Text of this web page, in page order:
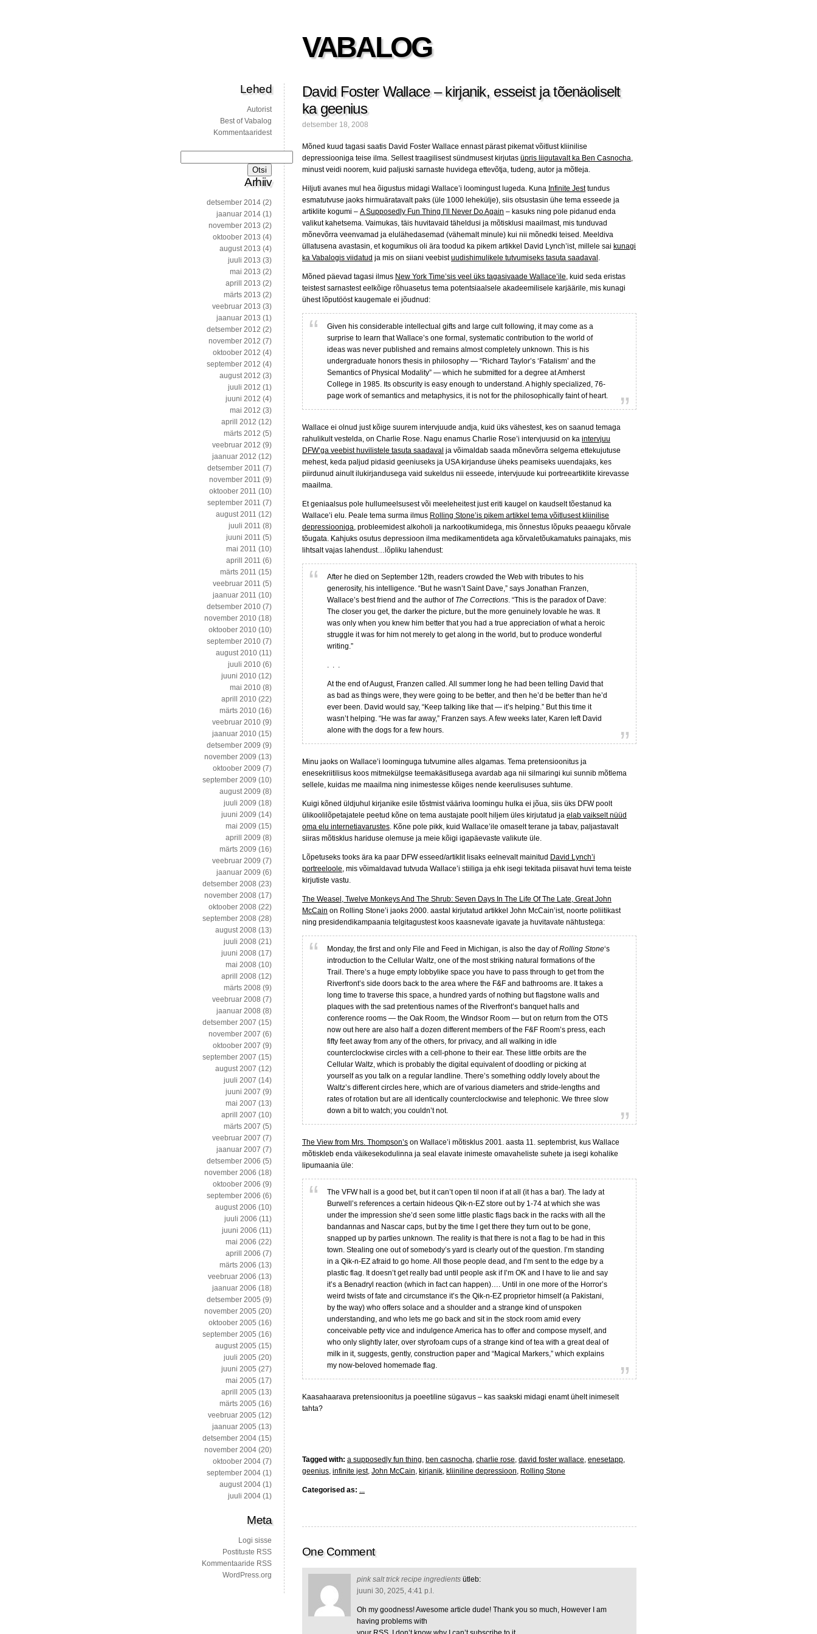
VABALOG
David Foster Wallace – kirjanik, esseist ja tõenäoliselt
ka geenius
detsember 18, 2008
Mõned kuud tagasi saatis David Foster Wallace ennast pärast pikemat võitlust kliinilise
depressiooniga teise ilma. Sellest traagilisest sündmusest kirjutas üpris liigutavalt ka Ben Casnocha,
minust veidi noorem, kuid paljuski sarnaste huvidega ettevõtja, tudeng, autor ja mõtleja.
Hiljuti avanes mul hea õigustus midagi Wallace’i loomingust lugeda. Kuna Infinite Jesttundus
esmatutvuse jaoks hirmuäratavalt paks (üle 1000 lehekülje), siis otsustasin ühe tema esseede ja
artiklite kogumi – A Supposedly Fun Thing I’ll Never Do Again – kasuks ning pole pidanud enda
valikut kahetsema. Vaimukas, täis huvitavaid täheldusi ja mõtisklusi maailmast, mis tunduvad
mõnevõrra veenvamad ja elulähedasemad (vähemalt minule) kui nii mõnedki teised. Meeldiva
üllatusena avastasin, et kogumikus oli ära toodud ka pikem artikkel David Lynch’ist, millele sai kunagi
ka Vabalogis viidatud ja mis on siiani veebistuudishimulikele tutvumiseks tasuta saadaval .
Mõned päevad tagasi ilmus New York Time’sis veel üks tagasivaade Wallace’ile, kuid seda eristas
teistest sarnastest eelkõige rõhuasetus tema potentsiaalsele akadeemilisele karjäärile, mis kunagi
ühest lõputööst kaugemale ei jõudnud:
Given his considerable intellectual gifts and large cult following, it may come as a
surprise to learn that Wallace’s one formal, systematic contribution to the world of
ideas was never published and remains almost completely unknown. This is his
undergraduate honors thesis in philosophy — “Richard Taylor’s ‘Fatalism’ and the
Semantics of Physical Modality” — which he submitted for a degree at Amherst
College in 1985. Its obscurity is easy enough to understand. A highly specialized, 76-
page work of semantics and metaphysics, it is not for the philosophically faint of heart.
Wallace ei olnud just kõige suurem intervjuude andja, kuid üks vähestest, kes on saanud temaga
rahulikult vestelda, on Charlie Rose. Nagu enamus Charlie Rose’i intervjuusid on ka intervjuu
DFW’ga veebist huvilistele tasuta saadaval ja võimaldab saada mõnevõrra selgema ettekujutuse
mehest, keda paljud pidasid geeniuseks ja USA kirjanduse üheks peamiseks uuendajaks, kes
piirdunud ainult ilukirjandusega vaid sukeldus nii esseede, intervjuude kui portreeartiklite kirevasse
maailma.
Et geniaalsus pole hullumeelsusest või meeleheitest just eriti kaugel on kaudselt tõestanud ka
Wallace’i elu. Peale tema surma ilmus Rolling Stone’is pikem artikkel tema võitlusest kliinilise
depressiooniga, probleemidest alkoholi ja narkootikumidega, mis õnnestus lõpuks peaaegu kõrvale
tõugata. Kahjuks osutus depressioon ilma medikamentideta aga kõrvaletõukamatuks painajaks, mis
lihtsalt vajas lahendust…lõpliku lahendust:
After he died on September 12th, readers crowded the Web with tributes to his
generosity, his intelligence. “But he wasn’t Saint Dave,” says Jonathan Franzen,
Wallace’s best friend and the author of The Corrections. “This is the paradox of Dave:
The closer you get, the darker the picture, but the more genuinely lovable he was. It
was only when you knew him better that you had a true appreciation of what a heroic
struggle it was for him not merely to get along in the world, but to produce wonderful
writing.”
. . .
At the end of August, Franzen called. All summer long he had been telling David that
as bad as things were, they were going to be better, and then he’d be better than he’d
ever been. David would say, “Keep talking like that — it’s helping.” But this time it
wasn’t helping. “He was far away,” Franzen says. A few weeks later, Karen left David
alone with the dogs for a few hours.
Minu jaoks on Wallace’i loominguga tutvumine alles algamas. Tema pretensioonitus ja
enesekriitilisus koos mitmekülgse teemakäsitlusega avardab aga nii silmaringi kui sunnib mõtlema
sellele, kuidas me maailma ning inimestesse kõiges nende keerulisuses suhtume.
Kuigi kõned üldjuhul kirjanike esile tõstmist vääriva loomingu hulka ei jõua, siis üks DFW poolt
ülikoolilõpetajatele peetud kõne on tema austajate poolt hiljem üles kirjutatud ja elab vaikselt nüüd
oma elu internetiavarustes. Kõne pole pikk, kuid Wallace’ile omaselt terane ja tabav, paljastavalt
siiras mõtisklus hariduse olemuse ja meie kõigi igapäevaste valikute üle.
Lõpetuseks tooks ära ka paar DFW esseed/artiklit lisaks eelnevalt mainitud David Lynch’i
portreeloole, mis võimaldavad tutvuda Wallace’i stiiliga ja ehk isegi tekitada piisavat huvi tema teiste
kirjutiste vastu.
The Weasel, Twelve Monkeys And The Shrub: Seven Days In The Life Of The Late, Great John
McCain on Rolling Stone’i jaoks 2000. aastal kirjutatud artikkel John McCain’ist, noorte poliitikast
ning presidendikampaania telgitagustest koos kaasnevate igavate ja huvitavate nähtustega:
Monday, the first and only File and Feed in Michigan, is also the day ofRolling Stone‘s
introduction to the Cellular Waltz, one of the most striking natural formations of the
Trail. There’s a huge empty lobbylike space you have to pass through to get from the
Riverfront’s side doors back to the area where the F&F and bathrooms are. It takes a
long time to traverse this space, a hundred yards of nothing but flagstone walls and
plaques with the sad pretentious names of the Riverfront’s banquet halls and
conference rooms — the Oak Room, the Windsor Room — but on return from the OTS
now out here are also half a dozen different members of the F&F Room’s press, each
fifty feet away from any of the others, for privacy, and all walking in idle
counterclockwise circles with a cell-phone to their ear. These little orbits are the
Cellular Waltz, which is probably the digital equivalent of doodling or picking at
yourself as you talk on a regular landline. There’s something oddly lovely about the
Waltz’s different circles here, which are of various diameters and stride-lengths and
rates of rotation but are all identically counterclockwise and telephonic. We three slow
down a bit to watch; you couldn’t not.
The View from Mrs. Thompson’s on Wallace’i mõtisklus 2001. aasta 11. septembrist, kus Wallace
mõtiskleb enda väikesekodulinna ja seal elavate inimeste omavaheliste suhete ja isegi kohalike
lipumaania üle:
The VFW hall is a good bet, but it can’t open til noon if at all (it has a bar). The lady at
Burwell’s references a certain hideous Qik-n-EZ store out by 1-74 at which she was
under the impression she’d seen some little plastic flags back in the racks with all the
bandannas and Nascar caps, but by the time I get there they turn out to be gone,
snapped up by parties unknown. The reality is that there is not a flag to be had in this
town. Stealing one out of somebody’s yard is clearly out of the question. I’m standing
in a Qik-n-EZ afraid to go home. All those people dead, and I’m sent to the edge by a
plastic flag. It doesn’t get really bad until people ask if I’m OK and I have to lie and say
it’s a Benadryl reaction (which in fact can happen)…. Until in one more of the Horror’s
weird twists of fate and circumstance it’s the Qik-n-EZ proprietor himself (a Pakistani,
by the way) who offers solace and a shoulder and a strange kind of unspoken
understanding, and who lets me go back and sit in the stock room amid every
conceivable petty vice and indulgence America has to offer and compose myself, and
who only slightly later, over styrofoam cups of a strange kind of tea with a great deal of
milk in it, suggests, gently, construction paper and “Magical Markers,” which explains
my now-beloved homemade flag.
Kaasahaarava pretensioonitus ja poeetiline sügavus – kas saakski midagi enamt ühelt inimeselt
tahta?
Tagged with: a supposedly fun thing, ben casnocha, charlie rose, david foster wallace, enesetapp,
geenius, infinite jest, John McCain, kirjanik, kliiniline depressioon, Rolling Stone
Categorised as: ...
One Comment
pink salt trick recipe ingredients ütleb:
juuni 30, 2025, 4:41 p.l.
Oh my goodness! Awesome article dude! Thank you so much, However I am
having problems with
Lehed
Autorist
Best of Vabalog
Kommentaaridest
Arhiiv
detsember 2014 (2)
jaanuar 2014 (1)
november 2013 (2)
oktoober 2013 (4)
august 2013 (4)
juuli 2013 (3)
mai 2013 (2)
aprill 2013 (2)
märts 2013 (2)
veebruar 2013 (3)
jaanuar 2013 (1)
detsember 2012 (2)
november 2012 (7)
oktoober 2012 (4)
september 2012 (4)
august 2012 (3)
juuli 2012 (1)
juuni 2012 (4)
mai 2012 (3)
aprill 2012 (12)
märts 2012 (5)
veebruar 2012 (9)
jaanuar 2012 (12)
detsember 2011 (7)
november 2011 (9)
oktoober 2011 (10)
september 2011 (7)
august 2011 (12)
juuli 2011 (8)
juuni 2011 (5)
mai 2011 (10)
aprill 2011 (6)
märts 2011 (15)
veebruar 2011 (5)
jaanuar 2011 (10)
detsember 2010 (7)
november 2010 (18)
oktoober 2010 (10)
september 2010 (7)
august 2010 (11)
juuli 2010 (6)
juuni 2010 (12)
mai 2010 (8)
aprill 2010 (22)
märts 2010 (16)
veebruar 2010 (9)
jaanuar 2010 (15)
detsember 2009 (9)
november 2009 (13)
oktoober 2009 (7)
september 2009 (10)
august 2009 (8)
juuli 2009 (18)
juuni 2009 (14)
mai 2009 (15)
aprill 2009 (8)
märts 2009 (16)
veebruar 2009 (7)
jaanuar 2009 (6)
detsember 2008 (23)
november 2008 (17)
oktoober 2008 (22)
september 2008 (28)
august 2008 (13)
juuli 2008 (21)
juuni 2008 (17)
mai 2008 (10)
aprill 2008 (12)
märts 2008 (9)
veebruar 2008 (7)
jaanuar 2008 (8)
detsember 2007 (15)
november 2007 (6)
oktoober 2007 (9)
september 2007 (15)
august 2007 (12)
juuli 2007 (14)
juuni 2007 (9)
mai 2007 (13)
aprill 2007 (10)
märts 2007 (5)
veebruar 2007 (7)
jaanuar 2007 (7)
detsember 2006 (5)
november 2006 (18)
oktoober 2006 (9)
september 2006 (6)
august 2006 (10)
juuli 2006 (11)
juuni 2006 (11)
mai 2006 (22)
aprill 2006 (7)
märts 2006 (13)
veebruar 2006 (13)
jaanuar 2006 (18)
detsember 2005 (9)
november 2005 (20)
oktoober 2005 (16)
september 2005 (16)
august 2005 (15)
juuli 2005 (20)
juuni 2005 (27)
mai 2005 (17)
aprill 2005 (13)
märts 2005 (16)
veebruar 2005 (12)
jaanuar 2005 (13)
detsember 2004 (15)
november 2004 (20)
oktoober 2004 (7)
september 2004 (1)
august 2004 (1)
juuli 2004 (1)
Meta
Logi sisse
Postituste RSS
Kommentaaride RSS
WordPress.org